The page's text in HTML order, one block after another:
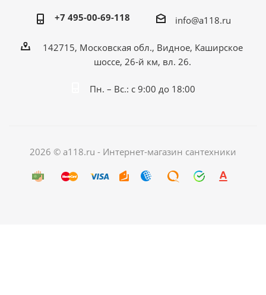
+7 495-00-69-118 info@a118.ru
142715, Московская обл., Видное, Каширское
шоссе, 26-й км, вл. 26.
Пн. – Вс.: с 9:00 до 18:00
2026 © a118.ru - Интернет-магазин сантехники